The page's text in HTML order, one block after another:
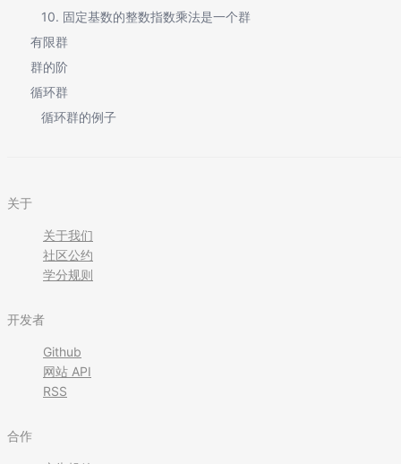
10. 固定基数的整数指数乘法是一个群
有限群
群的阶
循环群
循环群的例子
关于
关于我们
社区公约
学分规则
开发者
Github
网站 API
RSS
合作